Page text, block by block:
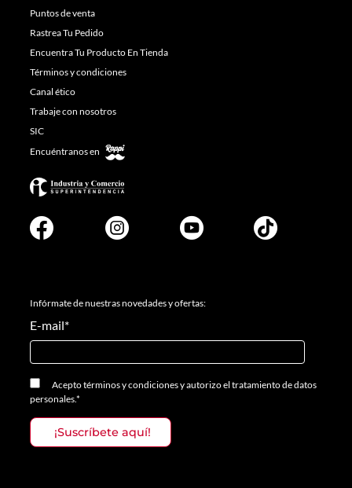
Puntos de venta
Rastrea Tu Pedido
Encuentra Tu Producto En Tienda
Términos y condiciones
Canal ético
Trabaje con nosotros
SIC
Encuéntranos en
Infórmate de nuestras novedades y ofertas:
E-mail*
Aceptotérminos y condicionesyautorizo el tratamiento de datos
personales.*